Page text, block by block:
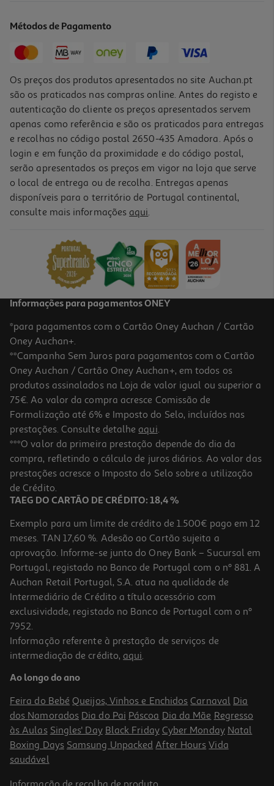
Métodos de Pagamento
Os preços dos produtos apresentados no site Auchan.pt
são os praticados nas compras online. Antes do registo e
autenticação do cliente os preços apresentados servem
apenas como referência e são os praticados para entregas
e recolhas no código postal 2650-435 Amadora. Após o
login e em função da proximidade e do código postal,
serão apresentados os preços em vigor na loja que serve
o local de entrega ou de recolha. Entregas apenas
disponíveis para o território de Portugal continental,
consulte mais informações aqui.
Informações para pagamentos ONEY
*para pagamentos com o Cartão Oney Auchan / Cartão
Oney Auchan+.
**Campanha Sem Juros para pagamentos com o Cartão
Oney Auchan / Cartão Oney Auchan+, em todos os
produtos assinalados na Loja de valor igual ou superior a
75€. Ao valor da compra acresce Comissão de
Formalização até 6% e Imposto do Selo, incluídos nas
prestações. Consulte detalhe aqui.
***O valor da primeira prestação depende do dia da
compra, refletindo o cálculo de juros diários. Ao valor das
prestações acresce o Imposto do Selo sobre a utilização
de Crédito.
TAEG DO CARTÃO DE CRÉDITO: 18,4 %
Exemplo para um limite de crédito de 1.500€ pago em 12
meses. TAN 17,60 %. Adesão ao Cartão sujeita a
aprovação. Informe-se junto do Oney Bank – Sucursal em
Portugal, registado no Banco de Portugal com o nº 881. A
Auchan Retail Portugal, S.A. atua na qualidade de
Intermediário de Crédito a título acessório com
exclusividade, registado no Banco de Portugal com o nº
7952.
Informação referente à prestação de serviços de
intermediação de crédito, aqui.
Ao longo do ano
Feira do Bebé Queijos, Vinhos e Enchidos Carnaval Dia
dos Namorados Dia do Pai Páscoa Dia da Mãe Regresso
às Aulas Singles' Day Black Friday Cyber Monday Natal
Boxing Days Samsung Unpacked After Hours Vida
saudável